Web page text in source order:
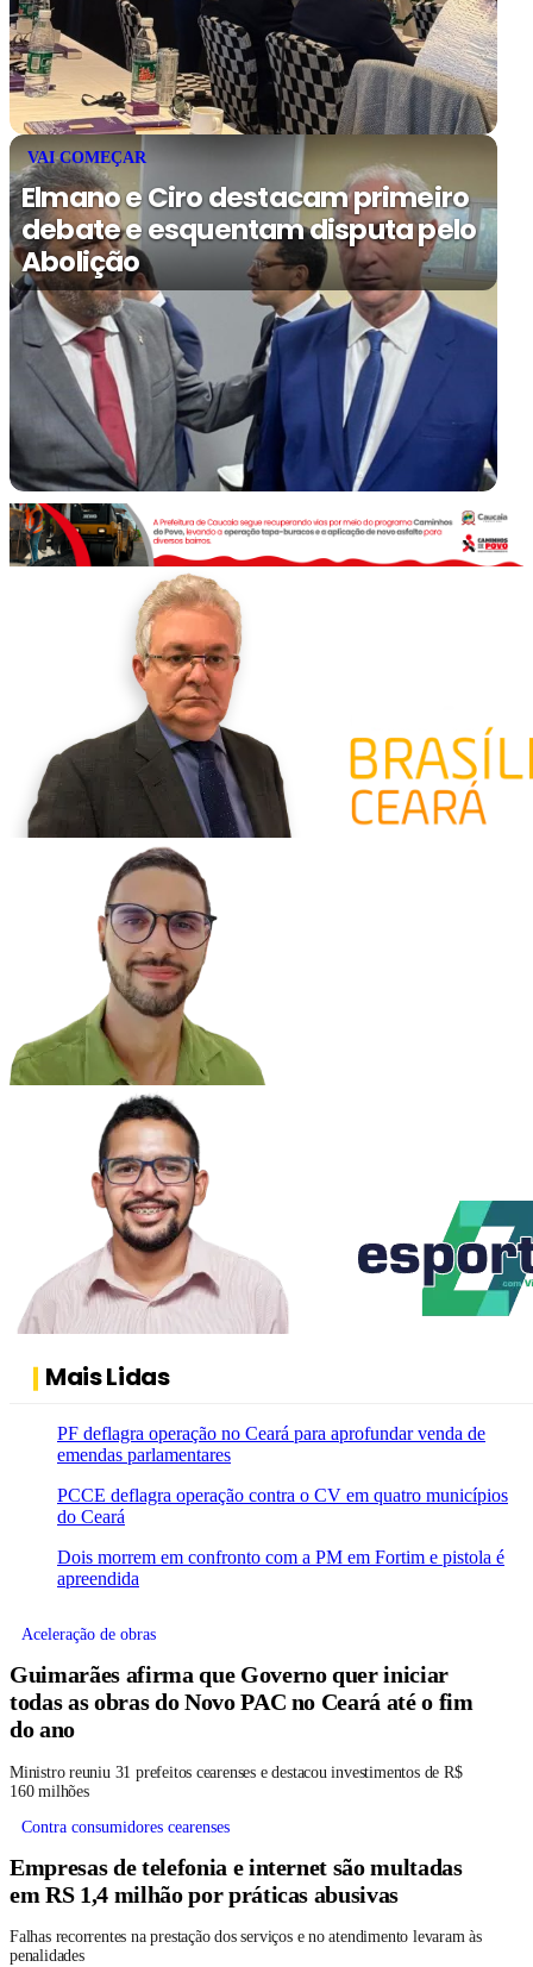
VAI COMEÇAR
Elmano e Ciro destacam primeiro
debate e esquentam disputa pelo
Abolição
Mais Lidas
PF deflagra operação no Ceará para aprofundar venda de
emendas parlamentares
PCCE deflagra operação contra o CV em quatro municípios
do Ceará
Dois morrem em confronto com a PM em Fortim e pistola é
apreendida
Aceleração de obras
Guimarães afirma que Governo quer iniciar
todas as obras do Novo PAC no Ceará até o fim
do ano
Ministro reuniu 31 prefeitos cearenses e destacou investimentos de R$
160 milhões
Contra consumidores cearenses
Empresas de telefonia e internet são multadas
em RS 1,4 milhão por práticas abusivas
Falhas recorrentes na prestação dos serviços e no atendimento levaram às
penalidades